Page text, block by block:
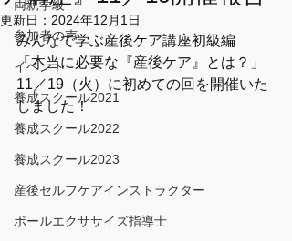
両親学級
参加者の声
イベント
養成スクール2021
養成スクール2022
養成スクール2023
産後セルフケアインストラクター
ボールエクササイズ指導士
更新日： 2024年12月1日
みんなで学ぶ産後ケア講座初級編
「本当に必要な『産後ケア』とは？」
11／19（火）に初めての回を開催いた
しました！